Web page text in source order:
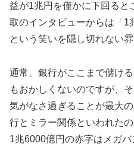
益が1兆円を僅かに下回ると
取のインタビューからは「1
という笑いを隠し切れない
通常、銀行がここまで儲け
もおかしくないのですが、
気がなさ過ぎることが最大
行とミラー関係といわれた
1兆6000億円の赤字はメガ